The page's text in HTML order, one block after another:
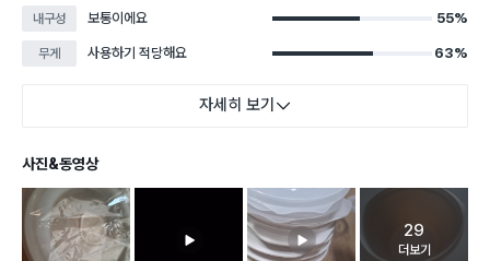
내구성 보통이에요 55%
무게 사용하기 적당해요 63%
자세히 보기
사진&동영상
고객 리뷰
29
더보기